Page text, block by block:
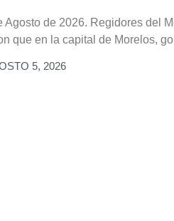
Agosto de 2026. Regidores del
que en la capital de Morelos,
5, 2026